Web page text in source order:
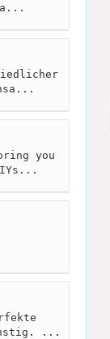
you
...